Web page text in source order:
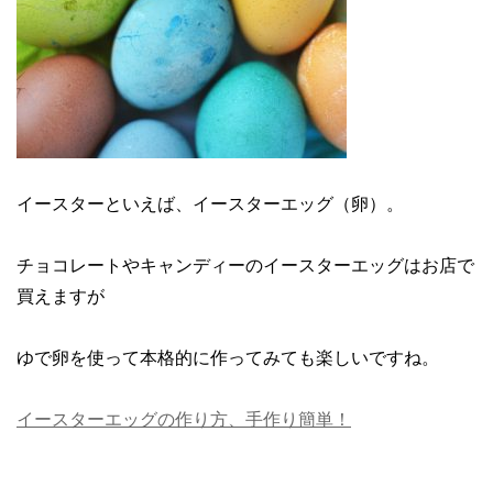
イースターといえば、イースターエッグ（卵）。
チョコレートやキャンディーのイースターエッグはお店で
買えますが
ゆで卵を使って本格的に作ってみても楽しいですね。
イースターエッグの作り方、手作り簡単！